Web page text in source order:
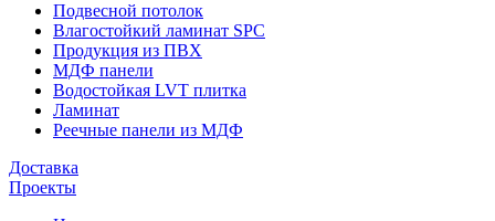
Подвесной потолок
Влагостойкий ламинат SPC
Продукция из ПВХ
МДФ панели
Водостойкая LVT плитка
Ламинат
Реечные панели из МДФ
Доставка
Проекты